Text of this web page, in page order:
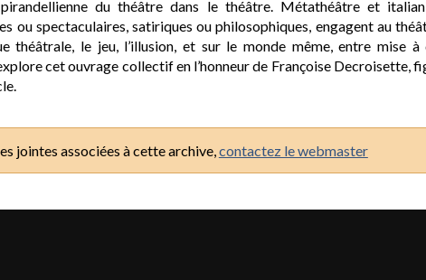
du théâtre dans le théâtre. Métathéâtre et
ou spectaculaires, satiriques ou philosophiques, engagent au
théâtrale, le jeu, l’illusion, et sur le monde même, entre mise
cet ouvrage collectif en l’honneur de Françoise Decroisette,
jointes associées à cette archive, contactez le webmaster